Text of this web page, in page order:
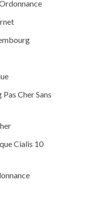
Cher Sans
Cialis 10